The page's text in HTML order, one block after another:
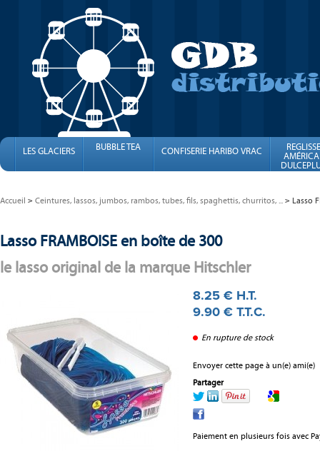
LES GLACIERS BUBBLE TEA CONFISERIE HARIBO VRAC
FINI
Accueil Ceintures, lassos, jumbos, rambos, tubes, fils, spaghettis, churritos, ... Lasso
Lasso FRAMBOISE en boîte de 300
le lasso original de la marque Hitschler
8.25 € H.T.
9.90 € T.T.C.
En rupture de stock
Envoyer cette page à un(e) ami(e)
Partager
Paiement en plusieurs fois avec